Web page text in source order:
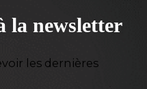
la newsletter
les dernières